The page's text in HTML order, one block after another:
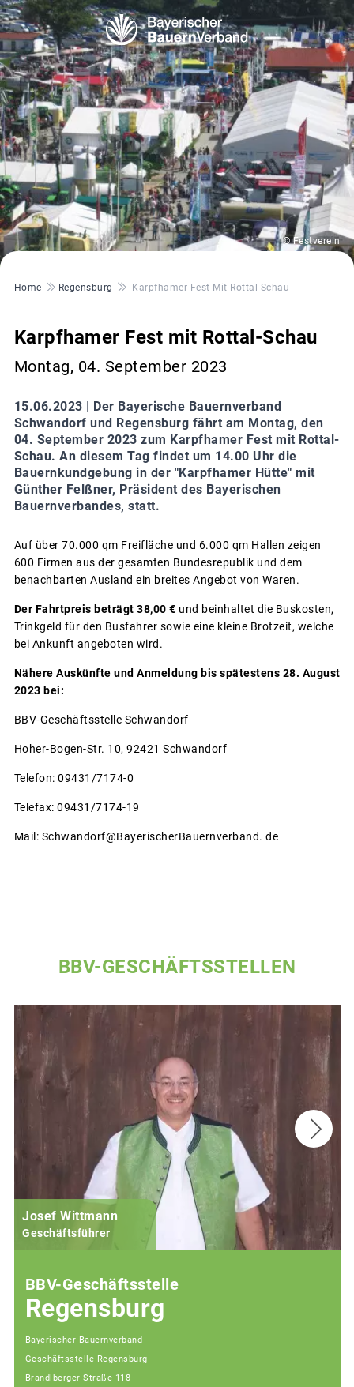
© Festverein
Pfadnavigation
Home Regensburg Karpfhamer Fest Mit Rottal-Schau
Karpfhamer Fest mit Rottal-Schau
Montag, 04. September 2023
15.06.2023 | Der Bayerische Bauernverband
Schwandorf und Regensburg fährt am Montag, den
04. September 2023 zum Karpfhamer Fest mit Rottal-
Schau. An diesem Tag findet um 14.00 Uhr die
Bauernkundgebung in der "Karpfhamer Hütte" mit
Günther Felßner, Präsident des Bayerischen
Bauernverbandes, statt.
Auf über 70.000 qm Freifläche und 6.000 qm Hallen zeigen
600 Firmen aus der gesamten Bundesrepublik und dem
benachbarten Ausland ein breites Angebot von Waren.
Der Fahrtpreis beträgt 38,00 € und beinhaltet die Buskosten,
Trinkgeld für den Busfahrer sowie eine kleine Brotzeit, welche
bei Ankunft angeboten wird.
Nähere Auskünfte und Anmeldung bis spätestens 28. August
2023 bei:
BBV-Geschäftsstelle Schwandorf
Hoher-Bogen-Str. 10, 92421 Schwandorf
Telefon: 09431/7174-0
Telefax: 09431/7174-19
Mail: Schwandorf@BayerischerBauernverband. de
BBV-GESCHÄFTSSTELLEN
Josef Wittmann
Geschäftsführer
BBV-Geschäftsstelle
Regensburg
Bayerischer Bauernverband
Geschäftsstelle Regensburg
Brandlberger Straße 118